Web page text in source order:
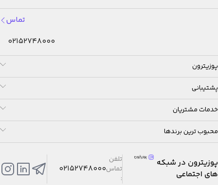
تماس
02152748000
پوزیترون
پشتیبانی
خدمات مشتریان
محبوب ترین برندها
پوزیترون در شبکه
های اجتماعی
تلفن
تماس
:
02152748000